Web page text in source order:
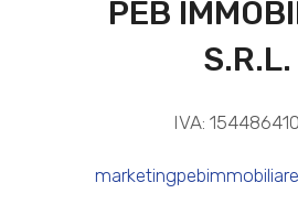
PEB
S.R.L.
IVA: